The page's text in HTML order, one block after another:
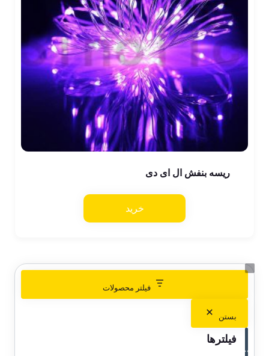
ریسه بنفش ال ای دی
خرید
فیلتر محصولات
بستن
فیلترها